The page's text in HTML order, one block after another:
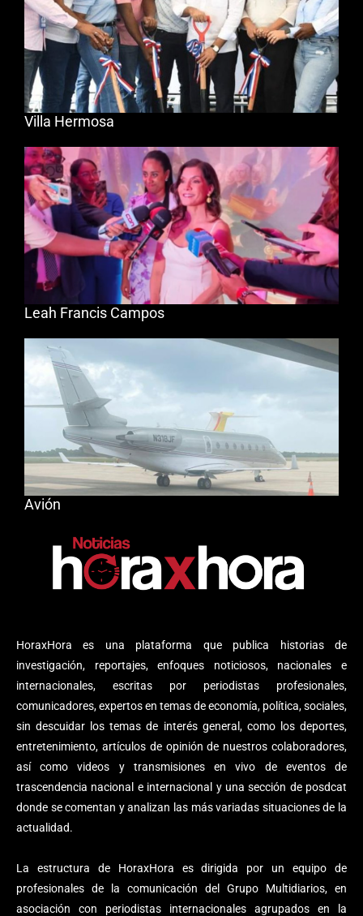
HoraxHora es una plataforma que publica historias de
investigación, reportajes, enfoques noticiosos, nacionales e
internacionales, escritas por periodistas profesionales,
comunicadores, expertos en temas de economía, política, sociales,
sin descuidar los temas de interés general, como los deportes,
entretenimiento, artículos de opinión de nuestros colaboradores,
así como videos y transmisiones en vivo de eventos de
trascendencia nacional e internacional y una sección de posdcat
donde se comentan y analizan las más variadas situaciones de la
actualidad.
La estructura de HoraxHora es dirigida por un equipo de
profesionales de la comunicación del Grupo Multidiarios, en
asociación con periodistas internacionales agrupados en la
Villa Hermosa
Leah Francis Campos
Avión